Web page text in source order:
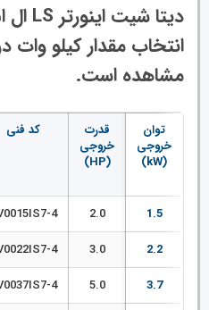
انتخاب مقدار کیلو وات
مشاهده است.
توان
خروجی
(kW)
قدرت
خروجی
(HP)
کد فنی
1.5
2.0
4
2.2
3.0
4
3.7
5.0
4